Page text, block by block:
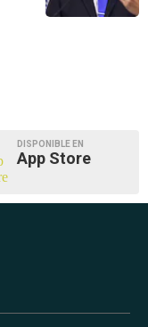
DISPONIBLE EN
App Store